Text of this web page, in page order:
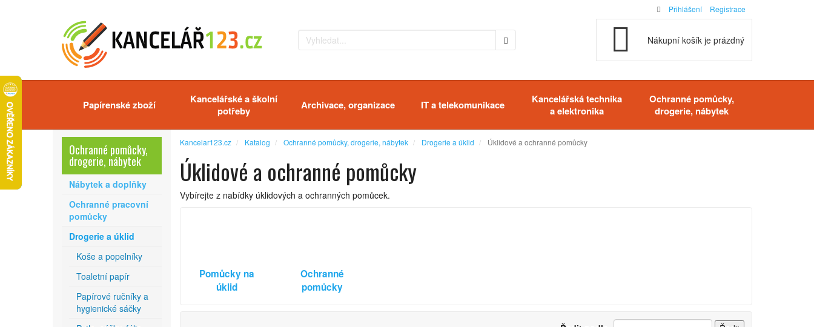
Nákupní košík je prázdný
Papírenské zboží
Kancelářské a školní
potřeby
Archivace, organizace IT a telekomunikace
Kancelářská technika
a elektronika
Ochranné pomůcky,
drogerie, nábytek
Kancelar123.cz Katalog Ochranné pomůcky, drogerie, nábytek Drogerie a úklid Úklidové a ochranné pomůcky
Úklidové a ochranné pomůcky
Vybírejte z nabídky úklidových a ochranných pomůcek.
Pomůcky na
úklid
Ochranné
pomůcky
Ochranné pomůcky,
drogerie, nábytek
Nábytek a doplňky
Ochranné pracovní
pomůcky
Drogerie a úklid
Koše a popelníky
Toaletní papír
Papírové ručníky a
hygienické sáčky
Přihlášení Registrace